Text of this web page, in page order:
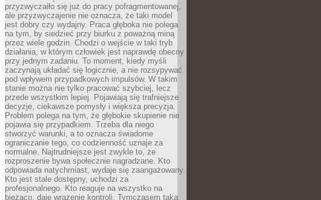
przyzwyczaiło się już do pracy pofragmentowanej,
ale przyzwyczajenie nie oznacza, że taki model
jest dobry czy wydajny. Praca głęboka nie polega
na tym, by siedzieć przy biurku z poważną miną
przez wiele godzin. Chodzi o wejście w taki tryb
działania, w którym człowiek jest naprawdę obecny
przy jednym zadaniu. To moment, kiedy myśli
zaczynają układać się logicznie, a nie rozsypywać
pod wpływem przypadkowych impulsów. W takim
stanie można nie tylko pracować szybciej, lecz
przede wszystkim lepiej. Pojawiają się trafniejsze
decyzje, ciekawsze pomysły i większa precyzja.
Problem polega na tym, że głębokie skupienie nie
pojawia się przypadkiem. Trzeba dla niego
stworzyć warunki, a to oznacza świadome
ograniczanie tego, co codzienność uznaje za
normalne. Najtrudniejsze jest zwykle to, że
rozproszenie bywa społecznie nagradzane. Kto
odpowiada natychmiast, wydaje się zaangażowany.
Kto jest stale dostępny, uchodzi za
profesjonalnego. Kto reaguje na wszystko na
bieżąco, daje wrażenie kontroli. Tymczasem taka